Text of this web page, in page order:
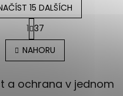
O
v
d
a
15 DALŠÍCH
S
t
r
á
n
o
1 37
NAHORU
a ochrana v jednom